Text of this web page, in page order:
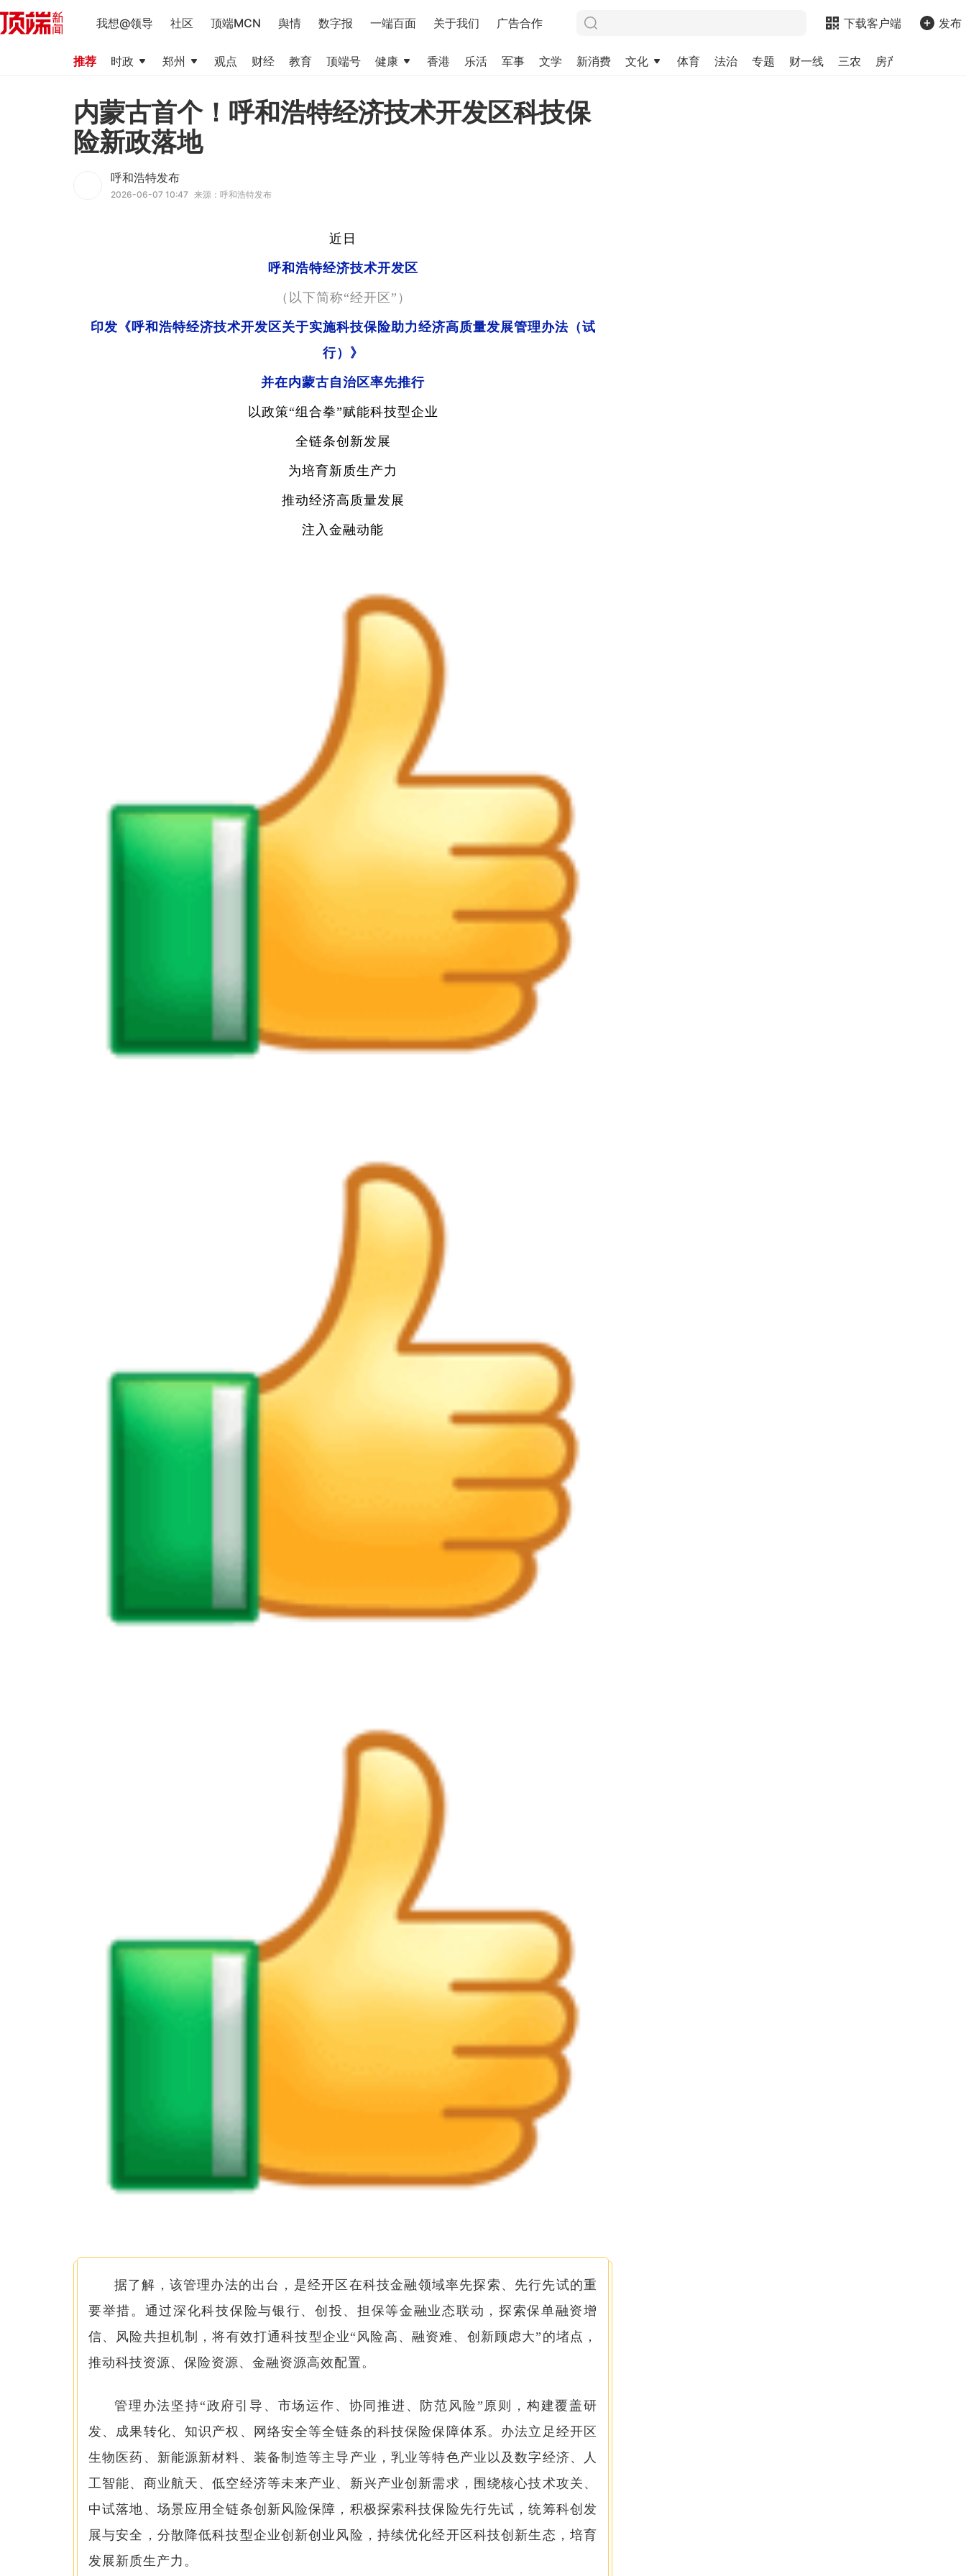
我想@领导 社区 顶端MCN 舆情 数字报 一端百面 关于我们 广告合作 下载客户端 发布
推荐 时政 郑州 观点 财经 教育 顶端号 健康 香港 乐活 军事 文学 新消费 文化 体育 法治 专题 财一线 三农 房产
内蒙古首个！呼和浩特经济技术开发区科技保
险新政落地
呼和浩特发布
2026-06-07 10:47 来源：呼和浩特发布
近日
呼和浩特经济技术开发区
（以下简称“经开区”）
印发《呼和浩特经济技术开发区关于实施科技保险助力经济高质量发展管理办法（试
行）》
并在内蒙古自治区率先推行
以政策“组合拳”赋能科技型企业
全链条创新发展
为培育新质生产力
推动经济高质量发展
注入金融动能
据了解，该管理办法的出台，是经开区在科技金融领域率先探索、先行先试的重
要举措。通过深化科技保险与银行、创投、担保等金融业态联动，探索保单融资增
信、风险共担机制，将有效打通科技型企业“风险高、融资难、创新顾虑大”的堵点，
推动科技资源、保险资源、金融资源高效配置。
管理办法坚持“政府引导、市场运作、协同推进、防范风险”原则，构建覆盖研
发、成果转化、知识产权、网络安全等全链条的科技保险保障体系。办法立足经开区
生物医药、新能源新材料、装备制造等主导产业，乳业等特色产业以及数字经济、人
工智能、商业航天、低空经济等未来产业、新兴产业创新需求，围绕核心技术攻关、
中试落地、场景应用全链条创新风险保障，积极探索科技保险先行先试，统筹科创发
展与安全，分散降低科技型企业创新创业风险，持续优化经开区科技创新生态，培育
发展新质生产力。